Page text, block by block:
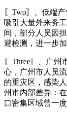
〖Two〗、低端
吸引大量外来务
间，部分人员因
避检测，进一步
〖Three〗、广州
心，广州市人员
的重灾区，感染
州市内部差异：
口密集区域曾一